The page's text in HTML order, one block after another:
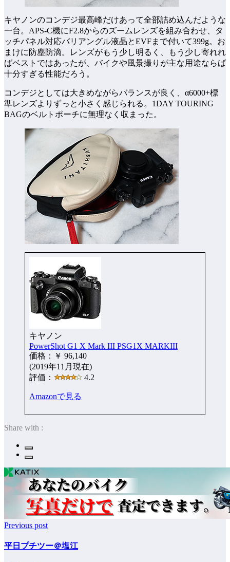
キヤノンのコンデジ最高峰だけあって全部詰め込んだような
一台。APS-C機にF2.8からのズームレンズを組み合わせ、タ
ッチパネル対応バリアングル液晶とEVFまで付いて399g。お
まけに防塵防滴。レンズがもう少し明るく、もう少し寄れれ
ばベストではあったが、バイクや風景撮りが主な用途ならば
十分すぎる性能だろう。
コンデジとしては大きめながらバランスが良く、α6000+標
準レンズよりずっと小さく感じられる。1DAY TOURING
BAGのベルトポーチに無理なく収まった。
キヤノン
PowerShot G1 X Mark III PSG1X MARKIII
価格：￥ 96,140
(2019年11月現在)
評価：
4.2
Amazonで見る
Share with :
Previous post
平日プチツー＠塩江